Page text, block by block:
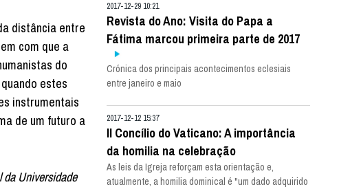
distância entre
com que a
do
estes
instrumentais
de um futuro a
da Universidade
2017-12-29 10:21
Revista do Ano: Visita do Papa a
Fátima marcou primeira parte de 2017
Crónica dos principais acontecimentos eclesiais
entre janeiro e maio
2017-12-12 15:37
II Concílio do Vaticano: A importância
da homilia na celebração
As leis da Igreja reforçam esta orientação e,
atualmente, a homilia dominical é "um dado adquirido